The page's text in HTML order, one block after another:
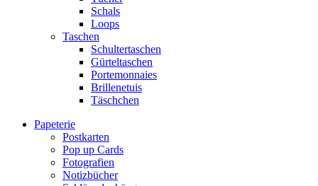
Schals
Loops
Taschen
Schultertaschen
Gürteltaschen
Portemonnaies
Brillenetuis
Täschchen
Papeterie
Postkarten
Pop up Cards
Fotografien
Notizbücher